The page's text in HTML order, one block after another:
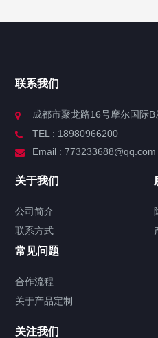
联系我们
成都市聚龙路16号摩尔国际
TEL : 18980966200
Email : 773233688@qq.com
关于我们
公司简介
联系方式
常见问题
合作流程
关于产品定制
关注我们